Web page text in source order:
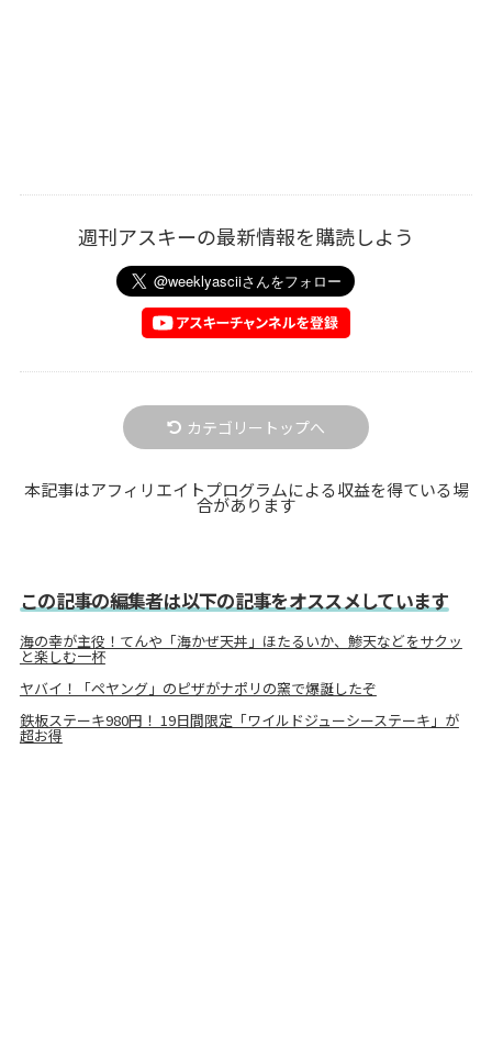
週刊アスキーの最新情報を購読しよう
カテゴリートップへ
本記事はアフィリエイトプログラムによる収益を得ている場
合があります
この記事の編集者は以下の記事をオススメしています
海の幸が主役！てんや「海かぜ天丼」ほたるいか、鯵天などをサクッ
と楽しむ一杯
ヤバイ！「ペヤング」のピザがナポリの窯で爆誕したぞ
鉄板ステーキ980円！ 19日間限定「ワイルドジューシーステーキ」が
超お得